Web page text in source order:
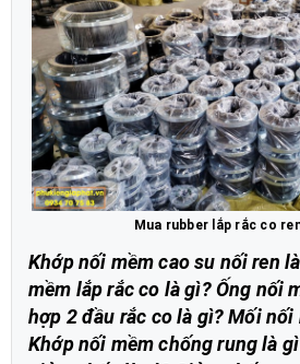
Mua rubber lắp rắc co
Khớp nối mềm cao su nối ren
mềm lắp rắc co là gì? Ống nối
hợp 2 đầu rắc co là gì? Mối nối
Khớp nối mềm chống rung là